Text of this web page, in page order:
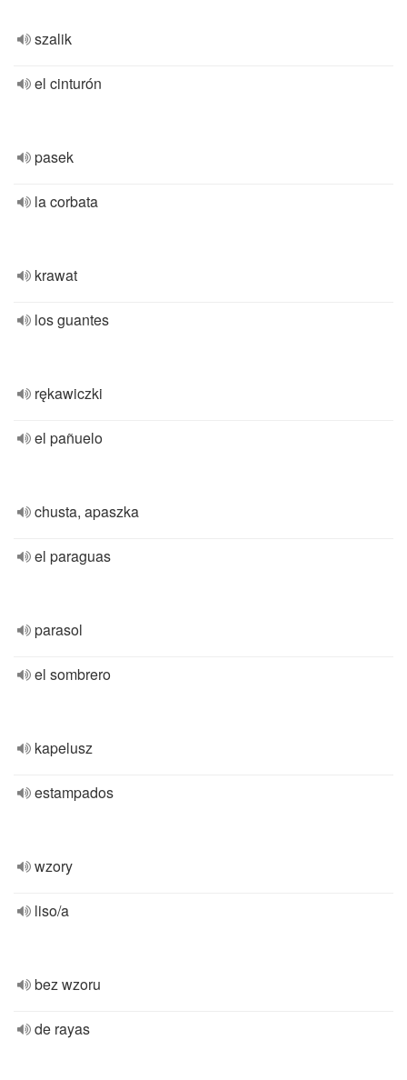
szalik
el cinturón
pasek
la corbata
krawat
los guantes
rękawiczki
el pañuelo
chusta, apaszka
el paraguas
parasol
el sombrero
kapelusz
estampados
wzory
liso/a
bez wzoru
de rayas